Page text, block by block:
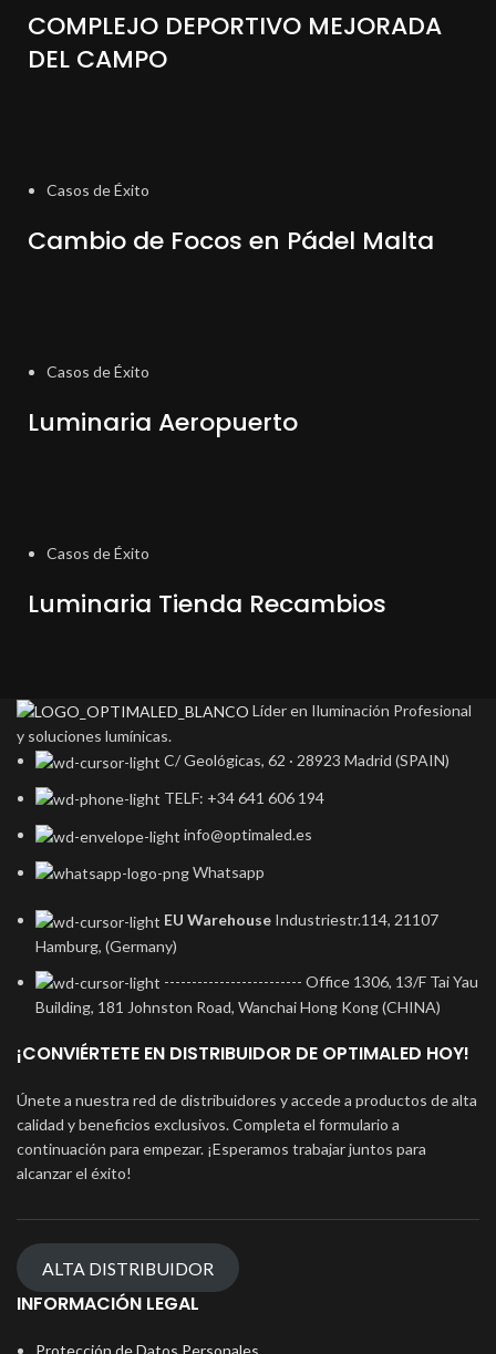
COMPLEJO DEPORTIVO MEJORADA
DEL CAMPO
Casos de Éxito
Cambio de Focos en Pádel Malta
Casos de Éxito
Luminaria Aeropuerto
Casos de Éxito
Luminaria Tienda Recambios
Líder en Iluminación Profesional
y soluciones lumínicas.
C/ Geológicas, 62 · 28923 Madrid (SPAIN)
TELF: +34 641 606 194
info@optimaled.es
Whatsapp
EU Warehouse Industriestr.114, 21107
Hamburg, (Germany)
------------------------- Office 1306, 13/F Tai Yau
Building, 181 Johnston Road, Wanchai Hong Kong (CHINA)
¡CONVIÉRTETE EN DISTRIBUIDOR DE OPTIMALED HOY!
Únete a nuestra red de distribuidores y accede a productos de alta
calidad y beneficios exclusivos. Completa el formulario a
continuación para empezar. ¡Esperamos trabajar juntos para
alcanzar el éxito!
ALTA DISTRIBUIDOR
INFORMACIÓN LEGAL